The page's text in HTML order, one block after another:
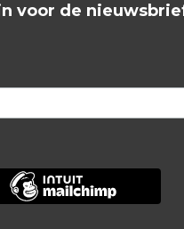
voor de